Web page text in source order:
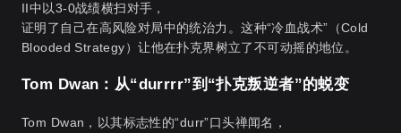
II中以3-0战绩横扫对手，
证明了自己在高风险对局中的统治力。这种“冷血战术”（Cold
Blooded Strategy）让他在扑克界树立了不可动摇的地位。
Tom Dwan：从“durrrr”到“扑克叛逆者”的蜕变
Tom Dwan，以其标志性的“durr”口头禅闻名，